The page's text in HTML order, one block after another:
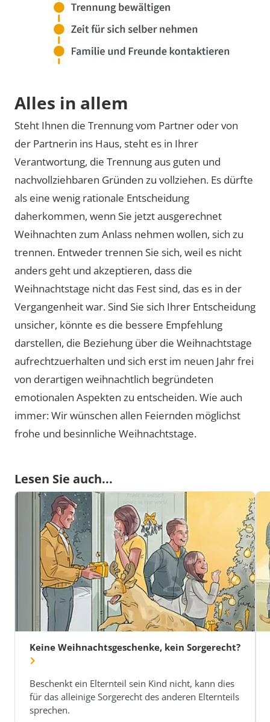
Alles in allem
Steht Ihnen die Trennung vom Partner oder von
der Partnerin ins Haus, steht es in Ihrer
Verantwortung, die Trennung aus guten und
nachvollziehbaren Gründen zu vollziehen. Es dürfte
als eine wenig rationale Entscheidung
daherkommen, wenn Sie jetzt ausgerechnet
Weihnachten zum Anlass nehmen wollen, sich zu
trennen. Entweder trennen Sie sich, weil es nicht
anders geht und akzeptieren, dass die
Weihnachtstage nicht das Fest sind, das es in der
Vergangenheit war. Sind Sie sich Ihrer Entscheidung
unsicher, könnte es die bessere Empfehlung
darstellen, die Beziehung über die Weihnachtstage
aufrechtzuerhalten und sich erst im neuen Jahr frei
von derartigen weihnachtlich begründeten
emotionalen Aspekten zu entscheiden. Wie auch
immer: Wir wünschen allen Feiernden möglichst
frohe und besinnliche Weihnachtstage.
Lesen Sie auch...
Keine Weihnachtsgeschenke, kein Sorgerecht?
Beschenkt ein Elternteil sein Kind nicht, kann dies
für das alleinige Sorgerecht des anderen Elternteils
sprechen.